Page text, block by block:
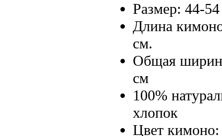
Размер: 44-54
Длина
см.
Общая
см
100%
хлопок
Цвет